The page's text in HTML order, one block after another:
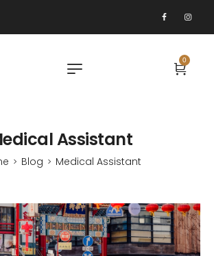
0
Assistant
> Blog > Medical Assistant